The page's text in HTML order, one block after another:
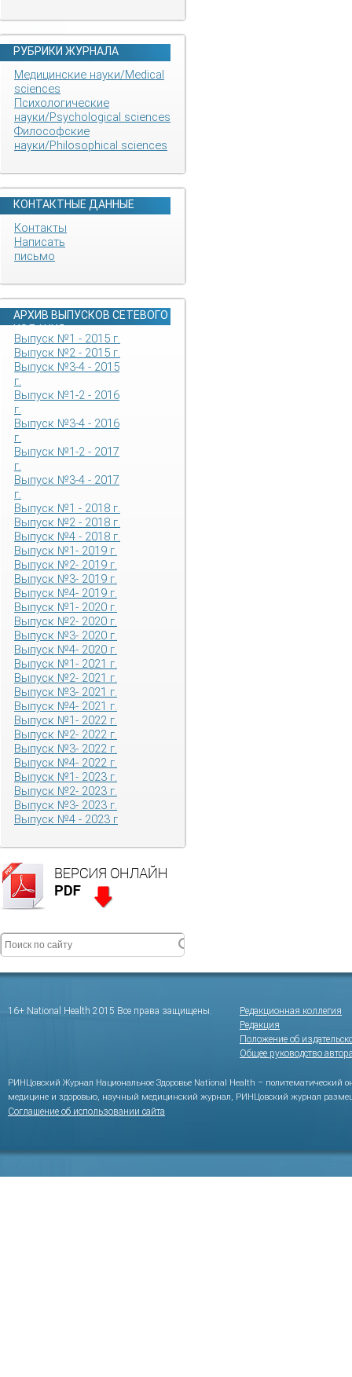
РУБРИКИ ЖУРНАЛА
Медицинские науки/Medical
sciences
Психологические
науки/Psychological sciences
Философские
науки/Philosophical sciences
КОНТАКТНЫЕ ДАННЫЕ
Контакты
Написать
письмо
АРХИВ ВЫПУСКОВ СЕТЕВОГО
ИЗДАНИЯ
Выпуск №1 - 2015 г.
Выпуск №2 - 2015 г.
Выпуск №3-4 - 2015
г.
Выпуск №1-2 - 2016
г.
Выпуск №3-4 - 2016
г.
Выпуск №1-2 - 2017
г.
Выпуск №3-4 - 2017
г.
Выпуск №1 - 2018 г.
Выпуск №2 - 2018 г.
Выпуск №4 - 2018 г.
Выпуск №1- 2019 г.
Выпуск №2- 2019 г.
Выпуск №3- 2019 г.
Выпуск №4- 2019 г.
Выпуск №1- 2020 г.
Выпуск №2- 2020 г.
Выпуск №3- 2020 г.
Выпуск №4- 2020 г.
Выпуск №1- 2021 г.
Выпуск №2- 2021 г.
Выпуск №3- 2021 г.
Выпуск №4- 2021 г.
Выпуск №1- 2022 г.
Выпуск №2- 2022 г.
Выпуск №3- 2022 г.
Выпуск №4- 2022 г.
Выпуск №1- 2023 г.
Выпуск №2- 2023 г.
Выпуск №3- 2023 г.
Выпуск №4 - 2023 г
16+ National Health 2015 Все права защищены.
Редакционная коллегия
Редакция
Положение об
Общее руководство
РИНЦовский Журнал Национальное Здоровье National Health –
медицине и здоровью, научный медицинский журнал, РИНЦовский журнал
Соглашение об использовании сайта